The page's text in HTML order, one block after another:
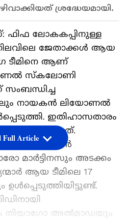
ശ്രദ്ധേയമായി.
ലോകകപ്പിനുള്ള
നിലവിലെ ജേതാക്കള്‍ ആയ
ടീമിനെ ആണ്
സ്‌കലോണി
സംബന്ധിച്ച
നായകന്‍ ലിയോണല്‍
ഇതിഹാസതാരം
ഒരുങ്ങുന്നത്.
ജൂലിയന്‍
മാര്‍ട്ടിനസും അടക്കം
ആയ ടീമിലെ 17
തിയാഗോ അല്‍മാഡയും
Full Article